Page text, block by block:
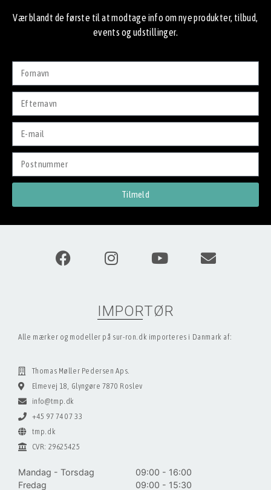
Vær blandt de første til at modtage info om nye produkter, tilbud,
events og udstillinger.
Tilmeld
IMPORTØR
Alle mærker og modeller på sur-ron.dk importeres i Danmark af:
Thomas Møller Pedersen Aps.
Elmevej 18, Glyngøre 7870 Roslev
info@tmp.dk
+45 97 74 07 33
tmp.dk
CVR: 29625425
Mandag - Torsdag
09:00 - 16:00
Fredag
09:00 - 15:30